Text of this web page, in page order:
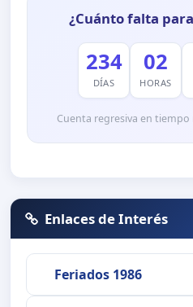
¿Cuánto falta
234
DÍAS
02
HORAS
Cuenta regresiva en tiempo
Enlaces de Interés
Feriados 1986